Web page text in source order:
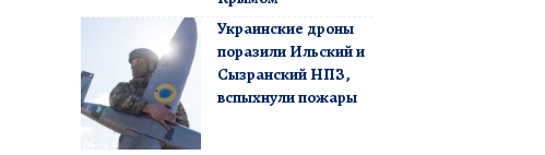
Украинские дроны
поразили Ильский и
Сызранский НПЗ,
вспыхнули пожары